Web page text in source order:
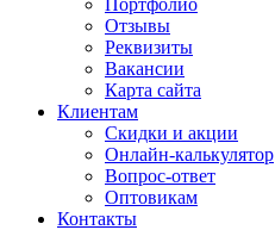
Портфолио
Отзывы
Реквизиты
Вакансии
Карта сайта
Клиентам
Скидки и акции
Онлайн-калькулятор
Вопрос-ответ
Оптовикам
Контакты